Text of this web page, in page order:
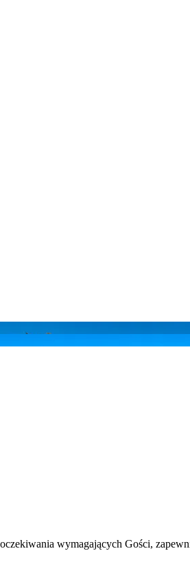
oczekiwania wymagających Gości,